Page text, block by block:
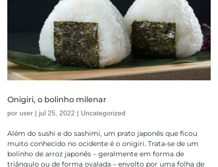
Onigiri, o bolinho milenar
por user | jul 25, 2022 | Uncategorized
Além do sushi e do sashimi, um prato japonês que ficou
muito conhecido no ocidente é o onigiri. Trata-se de um
bolinho de arroz japonês – geralmente em forma de
triângulo ou de forma ovalada – envolto por uma folha de